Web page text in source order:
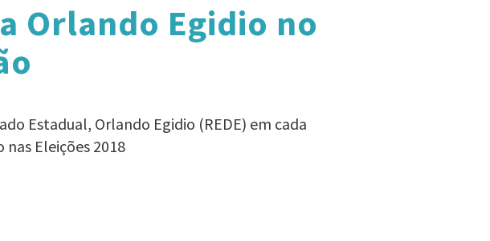
Orlando Egidio no
Estadual, Orlando Egidio (REDE) em cada
Eleições 2018